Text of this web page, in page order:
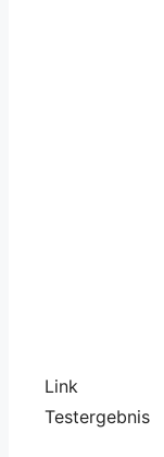
Link
Testergebnis